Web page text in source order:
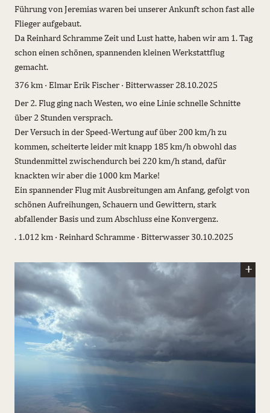
Führung von Jeremias waren bei unserer Ankunft schon fast alle
Flieger aufgebaut.
Da Reinhard Schramme Zeit und Lust hatte, haben wir am 1. Tag
schon einen schönen, spannenden kleinen Werkstattflug
gemacht.
376 km · Elmar Erik Fischer · Bitterwasser 28.10.2025
Der 2. Flug ging nach Westen, wo eine Linie schnelle Schnitte
über 2 Stunden versprach.
Der Versuch in der Speed-Wertung auf über 200 km/h zu
kommen, scheiterte leider mit knapp 185 km/h obwohl das
Stundenmittel zwischendurch bei 220 km/h stand, dafür
knackten wir aber die 1000 km Marke!
Ein spannender Flug mit Ausbreitungen am Anfang, gefolgt von
schönen Aufreihungen, Schauern und Gewittern, stark
abfallender Basis und zum Abschluss eine Konvergenz.
. 1.012 km · Reinhard Schramme · Bitterwasser 30.10.2025